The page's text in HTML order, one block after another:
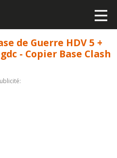
de Guerre HDV 5 +
- Copier Base Clash